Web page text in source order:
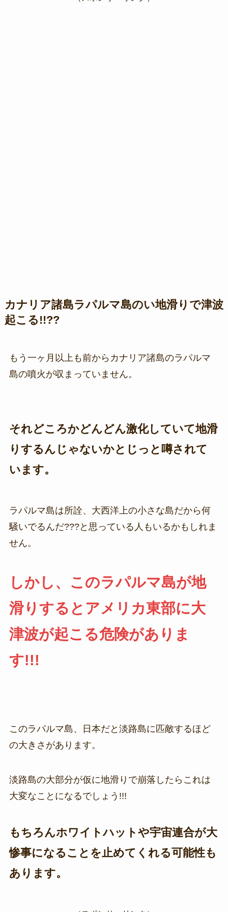
カナリア諸島ラパルマ島のい地滑りで津波
起こる!!??
もう一ヶ月以上も前からカナリア諸島のラパルマ
島の噴火が収まっていません。
それどころかどんどん激化していて地滑
りするんじゃないかとじっと噂されて
います。
ラパルマ島は所詮、大西洋上の小さな島だから何
騒いでるんだ???と思っている人もいるかもしれま
せん。
しかし、このラパルマ島が地
滑りするとアメリカ東部に大
津波が起こる危険がありま
す!!!
このラパルマ島、日本だと淡路島に匹敵するほど
の大きさがあります。
淡路島の大部分が仮に地滑りで崩落したらこれは
大変なことになるでしょう!!!
もちろんホワイトハットや宇宙連合が大
惨事になることを止めてくれる可能性も
あります。